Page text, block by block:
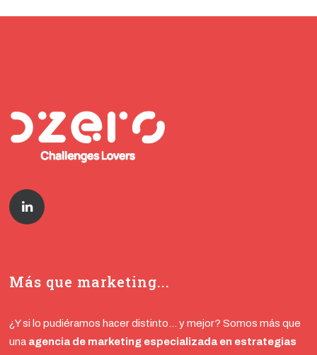
Más que marketing...
¿Y si lo pudiéramos hacer distinto… y mejor? Somos más que
una agencia de marketing especializada en estrategias